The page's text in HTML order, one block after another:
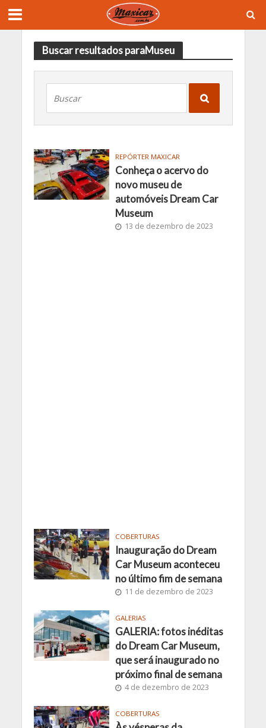
Buscar resultados paraMuseu
REPÓRTER MAXICAR
Conheça o acervo do
novo museu de
automóveis Dream Car
Museum
13 de dezembro de 2023
COBERTURAS
Inauguração do Dream
Car Museum aconteceu
no último fim de semana
11 de dezembro de 2023
GALERIAS
GALERIA: fotos inéditas
do Dream Car Museum,
que será inaugurado no
próximo final de semana
4 de dezembro de 2023
COBERTURAS